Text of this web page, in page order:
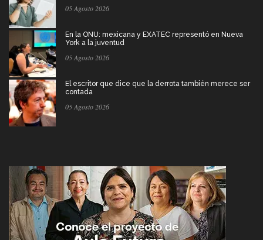
05 Agosto 2026
En la ONU: mexicana y EXATEC representó en Nueva
York a la juventud
05 Agosto 2026
El escritor que dice que la derrota también merece ser
contada
05 Agosto 2026